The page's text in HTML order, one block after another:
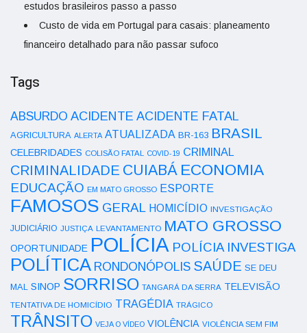
estudos brasileiros passo a passo
Custo de vida em Portugal para casais: planeamento
financeiro detalhado para não passar sufoco
Tags
ABSURDO ACIDENTE ACIDENTE FATAL
AGRICULTURA ALERTA ATUALIZADA BR-163 BRASIL
CELEBRIDADES COLISÃO FATAL COVID-19 CRIMINAL
CRIMINALIDADE CUIABÁ ECONOMIA
EDUCAÇÃO EM MATO GROSSO ESPORTE
FAMOSOS GERAL HOMICÍDIO INVESTIGAÇÃO
JUDICIÁRIO JUSTIÇA LEVANTAMENTO MATO GROSSO
OPORTUNIDADE POLÍCIA POLÍCIA INVESTIGA
POLÍTICA RONDONÓPOLIS SAÚDE SE DEU
MAL SINOP SORRISO TANGARÁ DA SERRA TELEVISÃO
TENTATIVA DE HOMICÍDIO TRAGÉDIA TRÁGICO
TRÂNSITO VEJA O VÍDEO VIOLÊNCIA VIOLÊNCIA SEM FIM